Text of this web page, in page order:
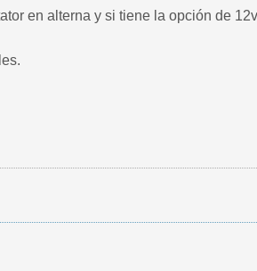
en alterna y si tiene la opción de